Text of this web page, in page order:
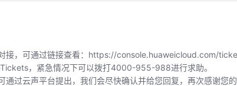
接，可通过链接查看：https://console.huaweicloud.com/
，紧急情况下可以拨打4000-955-988进行求助。
过云声平台提出，我们会尽快确认并给您回复，再次感谢您